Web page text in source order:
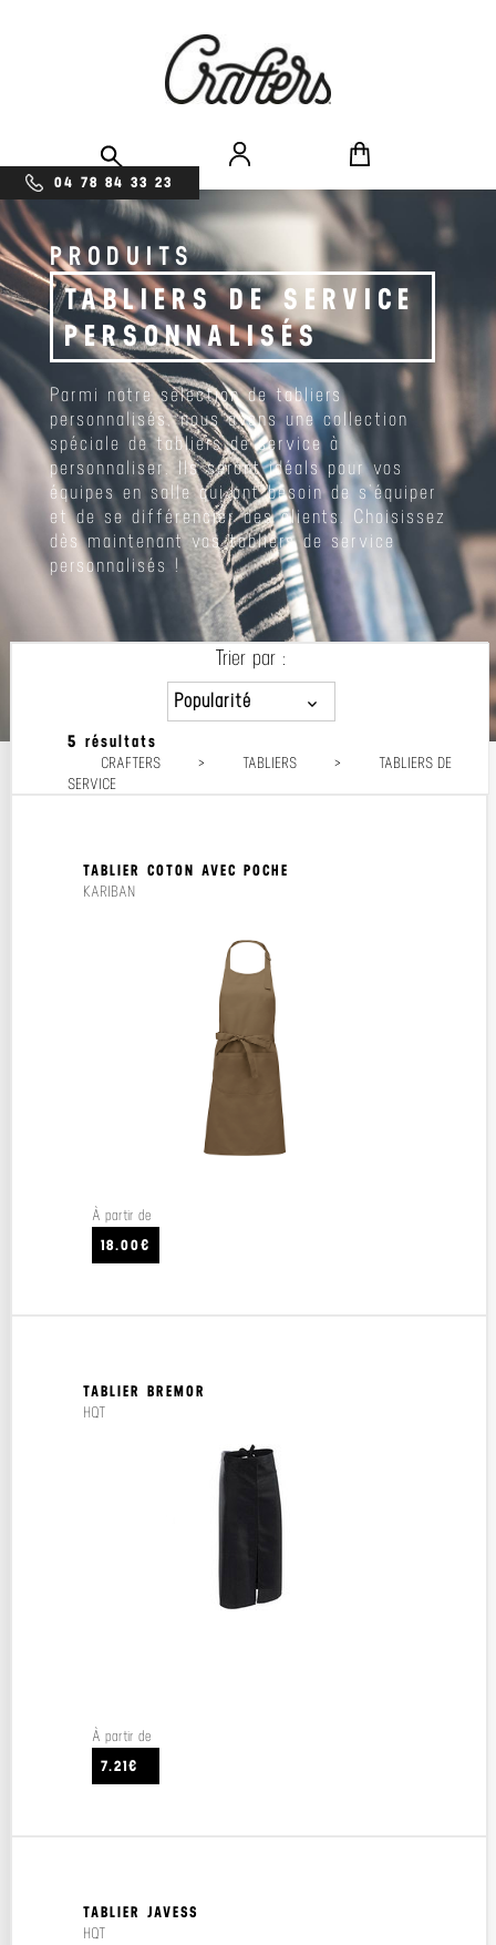
04 78 84 33 23
PRODUITS
TABLIERS DE SERVICE
PERSONNALISÉS
Parmi notre sélection de tabliers
personnalisés, nous avons une collection
spéciale de tabliers de service à
personnaliser. Ils seront idéals pour vos
équipes en salle qui ont besoin de s’équiper
et de se différencier des clients. Choisissez
dès maintenant vos tabliers de service
personnalisés !
5 résultats
CRAFTERS > TABLIERS >
TABLIERS DE
SERVICE
Trier par :
Popularité
Prix décroissant
TABLIER COTON AVEC POCHE
KARIBAN
À partir de
18.00€
TABLIER BREMOR
HQT
À partir de
7.21€
TABLIER JAVESS
HQT